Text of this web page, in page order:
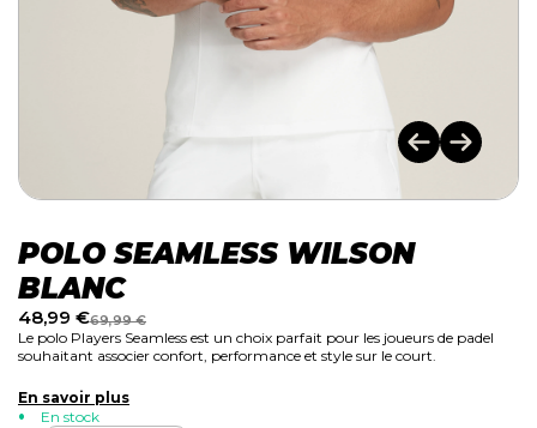
POLO SEAMLESS WILSON
BLANC
48,99 €69,99€
Le polo Players Seamless est un choix parfait pour les joueurs de padel
souhaitant associer confort, performance et style sur le court.
En savoir plus
En stock